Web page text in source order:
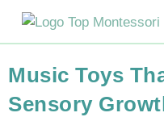
Music Toys
Sensory